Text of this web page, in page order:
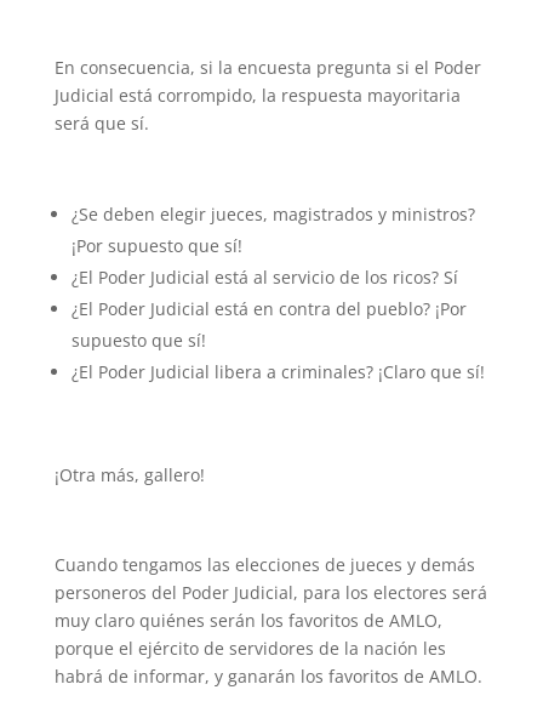
En consecuencia, si la encuesta pregunta si el Poder
Judicial está corrompido, la respuesta mayoritaria
será que sí.
¿Se deben elegir jueces, magistrados y ministros?
¡Por supuesto que sí!
¿El Poder Judicial está al servicio de los ricos? Sí
¿El Poder Judicial está en contra del pueblo? ¡Por
supuesto que sí!
¿El Poder Judicial libera a criminales? ¡Claro que sí!
¡Otra más, gallero!
Cuando tengamos las elecciones de jueces y demás
personeros del Poder Judicial, para los electores será
muy claro quiénes serán los favoritos de AMLO,
porque el ejército de servidores de la nación les
habrá de informar, y ganarán los favoritos de AMLO.